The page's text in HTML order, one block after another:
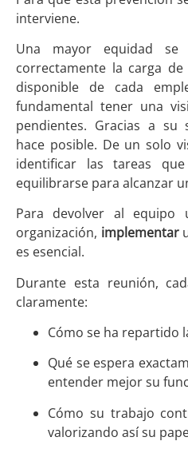
interviene.
Una mayor equidad se
correctamente la carga
disponible de cada
fundamental tener una
pendientes. Gracias a su
hace posible. De un solo
identificar las tareas
equilibrarse para alcanzar
Para devolver al equipo
organización, implementar
es esencial.
Durante esta reunión,
claramente:
Cómo se ha repartido
Qué se espera
entender mejor su
Cómo su trabajo
valorizando así su